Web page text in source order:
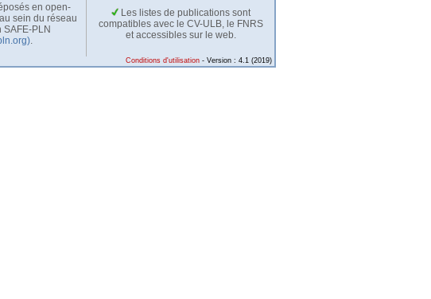
en open-
sein du réseau
SAFE-PLN
.
Les listes de publications sont
compatibles avec le CV-ULB, le FNRS
et accessibles sur le web.
Conditions d'utilisation - Version : 4.1 (2019)